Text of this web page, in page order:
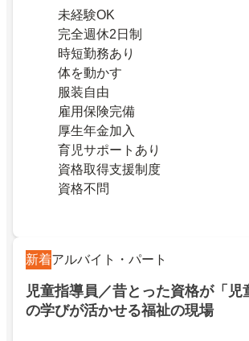
未経験OK
完全週休2日制
時短勤務あり
体を動かす
服装自由
雇用保険完備
厚生年金加入
育児サポートあり
資格取得支援制度
資格不問
新着アルバイト・パート
児童指導員／昔とった資格が「
の学びが活かせる福祉の現場